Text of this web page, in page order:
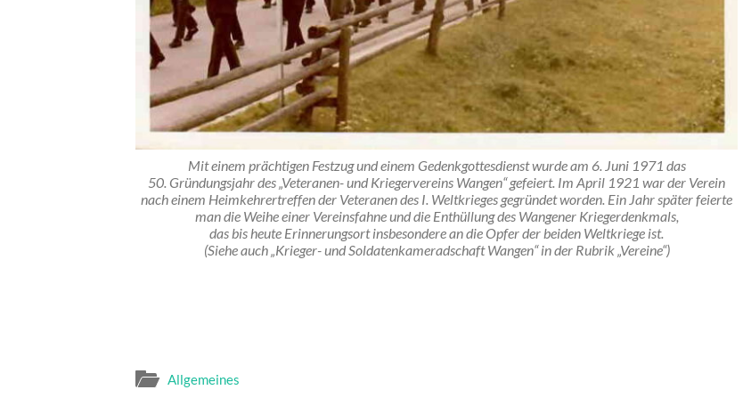
Mit einem prächtigen Festzug und einem Gedenkgottesdienst wurde am 6. Juni 1971 das
50. Gründungsjahr des „Veteranen- und Kriegervereins Wangen“ gefeiert. Im April 1921 war der Verein
nach einem Heimkehrertreffen der Veteranen des I. Weltkrieges gegründet worden. Ein Jahr später feierte
man die Weihe einer Vereinsfahne und die Enthüllung des Wangener Kriegerdenkmals,
das bis heute Erinnerungsort insbesondere an die Opfer der beiden Weltkriege ist.
(Siehe auch „Krieger- und Soldatenkameradschaft Wangen“ in der Rubrik „Vereine“)
Allgemeines